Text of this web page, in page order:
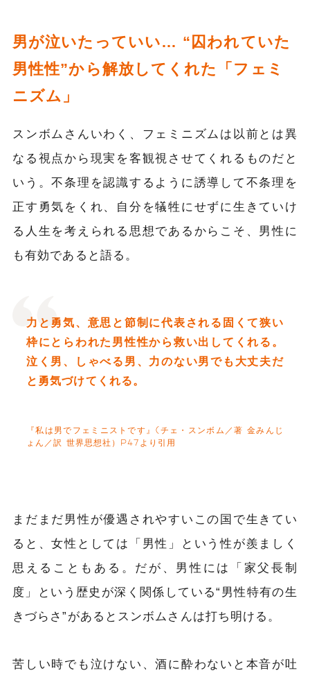
男が泣いたっていい… “囚われていた
男性性”から解放してくれた「フェミ
ニズム」
スンボムさんいわく、フェミニズムは以前とは異
なる視点から現実を客観視させてくれるものだと
いう。不条理を認識するように誘導して不条理を
正す勇気をくれ、自分を犠牲にせずに生きていけ
る人生を考えられる思想であるからこそ、男性に
も有効であると語る。
力と勇気、意思と節制に代表される固くて狭い
枠にとらわれた男性性から救い出してくれる。
泣く男、しゃべる男、力のない男でも大丈夫だ
と勇気づけてくれる。
『私は男でフェミニストです』(チェ・スンボム／著 金みんじ
ょん／訳 世界思想社）P47より引用
まだまだ男性が優遇されやすいこの国で生きてい
ると、女性としては「男性」という性が羨ましく
思えることもある。だが、男性には「家父長制
度」という歴史が深く関係している“男性特有の生
きづらさ”があるとスンボムさんは打ち明ける。
苦しい時でも泣けない、酒に酔わないと本音が吐